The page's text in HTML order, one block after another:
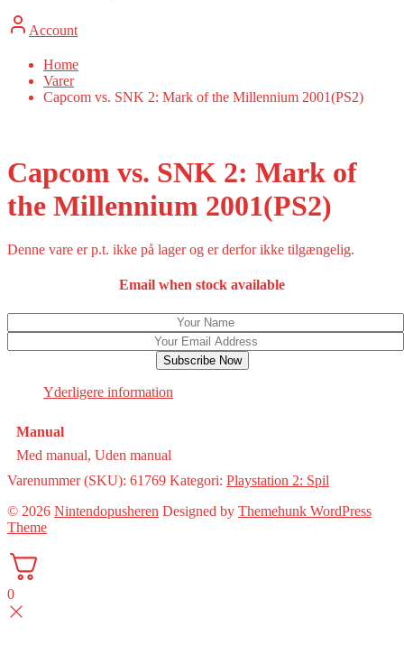
Account
Home
Varer
Capcom vs. SNK 2: Mark of the Millennium 2001(PS2)
Capcom vs. SNK 2: Mark of
the Millennium 2001(PS2)
Denne vare er p.t. ikke på lager og er derfor ikke tilgængelig.
Email when stock available
Subscribe Now
Yderligere information
Manual
Med manual, Uden manual
Varenummer (SKU): 61769 Kategori: Playstation 2: Spil
© 2026 Nintendopusheren Designed by Themehunk WordPress
Theme
0